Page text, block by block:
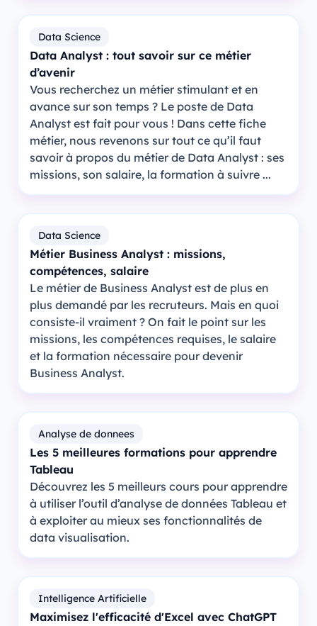
Data Science
Data Analyst : tout savoir sur ce métier
d’avenir
Vous recherchez un métier stimulant et en
avance sur son temps ? Le poste de Data
Analyst est fait pour vous ! Dans cette fiche
métier, nous revenons sur tout ce qu’il faut
savoir à propos du métier de Data Analyst : ses
missions, son salaire, la formation à suivre ...
Data Science
Métier Business Analyst : missions,
compétences, salaire
Le métier de Business Analyst est de plus en
plus demandé par les recruteurs. Mais en quoi
consiste-il vraiment ? On fait le point sur les
missions, les compétences requises, le salaire
et la formation nécessaire pour devenir
Business Analyst.
Analyse de donnees
Les 5 meilleures formations pour apprendre
Tableau
Découvrez les 5 meilleurs cours pour apprendre
à utiliser l’outil d’analyse de données Tableau et
à exploiter au mieux ses fonctionnalités de
data visualisation.
Intelligence Artificielle
Maximisez l'efficacité d'Excel avec ChatGPT